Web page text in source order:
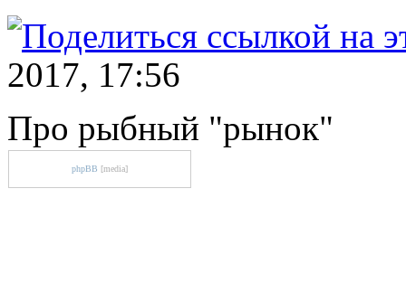
2017, 17:56
Про рыбный "рынок"
phpBB [media]